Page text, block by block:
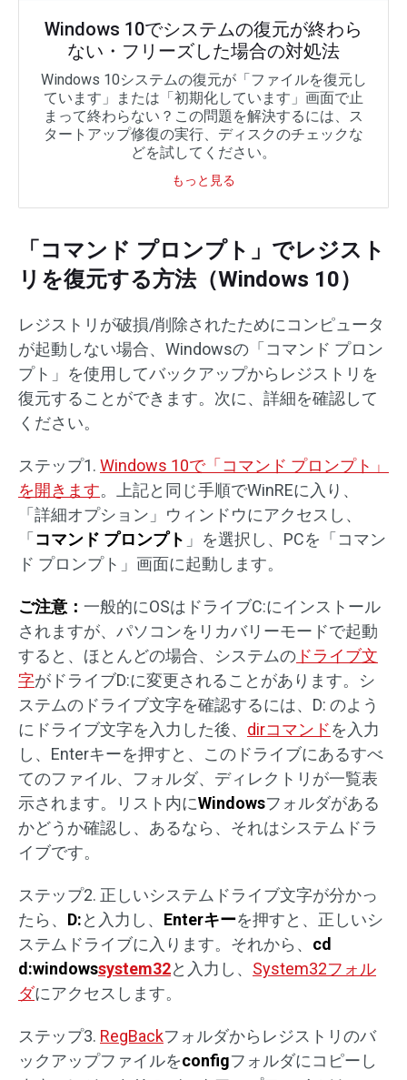
Windows 10でシステムの復元が終わら
ない・フリーズした場合の対処法
Windows 10システムの復元が「ファイルを復元し
ています」または「初期化しています」画面で止
まって終わらない？この問題を解決するには、ス
タートアップ修復の実行、ディスクのチェックな
どを試してください。
もっと見る
「コマンド プロンプト」でレジスト
リを復元する方法（Windows 10）
レジストリが破損/削除されたためにコンピュータ
が起動しない場合、Windowsの「コマンド プロン
プト」を使用してバックアップからレジストリを
復元することができます。次に、詳細を確認して
ください。
ステップ1. Windows 10で「コマンド プロンプト」
を開きます。上記と同じ手順でWinREに入り、
「詳細オプション」ウィンドウにアクセスし、
「コマンド プロンプト 」を選択し、PCを「コマン
ド プロンプト」画面に起動します。
ご注意： 一般的にOSはドライブC:にインストール
されますが、パソコンをリカバリーモードで起動
すると、ほとんどの場合、システムの ドライブ文
字がドライブD:に変更されることがあります。シ
ステムのドライブ文字を確認するには、D: のよう
にドライブ文字を入力した後、 dirコマンドを入力
し、Enterキーを押すと、このドライブにあるすべ
てのファイル、フォルダ、ディレクトリが一覧表
示されます。リスト内にWindowsフォルダがある
かどうか確認し、あるなら、それはシステムドラ
イブです。
ステップ2. 正しいシステムドライブ文字が分かっ
たら、 D:と入力し、 Enterキーを押すと、正しいシ
ステムドライブに入ります。それから、 cd
d:windowssystem32と入力し、 System32フォル
ダにアクセスします。
ステップ3. RegBackフォルダからレジストリのバ
ックアップファイルをconfigフォルダにコピーし